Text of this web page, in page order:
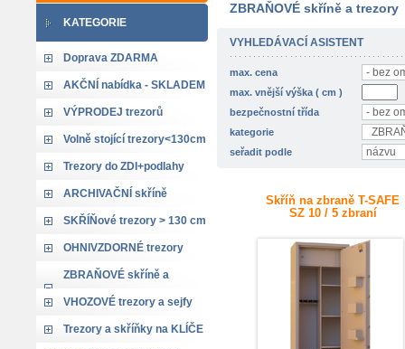
KATEGORIE
Doprava ZDARMA
AKČNÍ nabídka - SKLADEM
VÝPRODEJ trezorů
Volně stojící trezory<130cm
Trezory do ZDI+podlahy
ARCHIVAČNÍ skříně
SKŘÍŇové trezory > 130 cm
OHNIVZDORNÉ trezory
ZBRAŇOVÉ skříně a
trezory
VHOZOVÉ trezory a sejfy
Trezory a skříňky na KLÍČE
ZBRAŇOVÉ skříně a trezory
VYHLEDÁVACÍ ASISTENT
max. cena
max. vnější výška ( cm )
bezpečnostní třída
kategorie
seřadit podle
Skříň na zbraně T-SAFE
SZ 10 / 5 zbraní